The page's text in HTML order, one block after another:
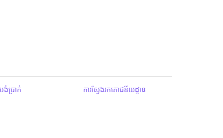
ង់ប្រាក់ ការស្វែងរកភោជនីយដ្ឋាន